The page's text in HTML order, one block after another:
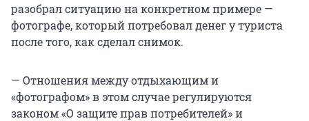
разобрал ситуацию на конкретном примере —
фотографе, который потребовал денег у туриста
после того, как сделал снимок.
— Отношения между отдыхающим и
«фотографом» в этом случае регулируются
законом «О защите прав потребителей» и